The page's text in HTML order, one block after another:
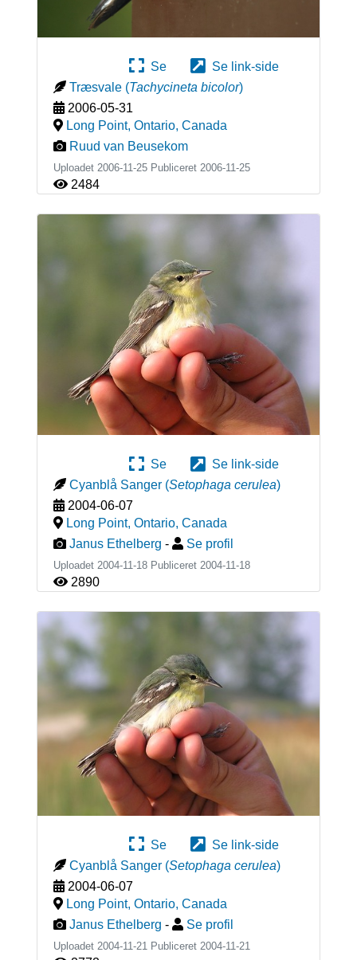
Se
Se link-side
Træsvale (Tachycineta bicolor)
2006-05-31
Long Point, Ontario, Canada
Ruud van Beusekom
Uploadet 2006-11-25 Publiceret 2006-11-25
2484
Se
Se link-side
Cyanblå Sanger (Setophaga cerulea)
2004-06-07
Long Point, Ontario, Canada
Janus Ethelberg - Se profil
Uploadet 2004-11-18 Publiceret 2004-11-18
2890
Se
Se link-side
Cyanblå Sanger (Setophaga cerulea)
2004-06-07
Long Point, Ontario, Canada
Janus Ethelberg - Se profil
Uploadet 2004-11-21 Publiceret 2004-11-21